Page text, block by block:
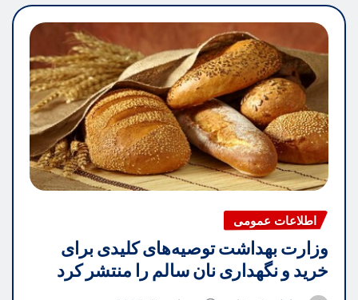
اطلاعات عمومی
وزارت بهداشت توصیه‌های کلیدی برای
خرید و نگهداری نان سالم را منتشر کرد